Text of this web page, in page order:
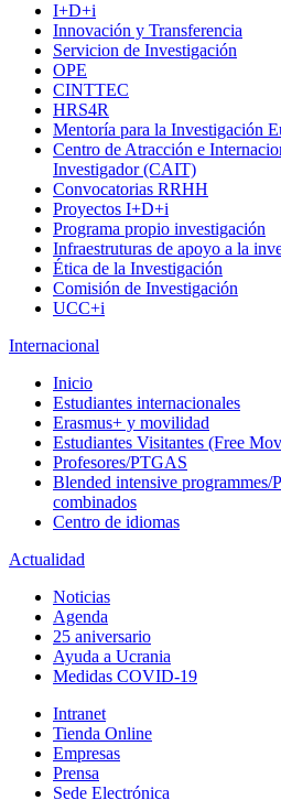
I+D+i
Innovación y Transferencia
Servicion de Investigación
OPE
CINTTEC
HRS4R
Mentoría para la Investigación
Centro de Atracción e
Investigador (CAIT)
Convocatorias RRHH
Proyectos I+D+i
Programa propio investigación
Infraestruturas de apoyo a la
Ética de la Investigación
Comisión de Investigación
UCC+i
Internacional
Inicio
Estudiantes internacionales
Erasmus+ y movilidad
Estudiantes Visitantes (Free
Profesores/PTGAS
Blended intensive programmes/
combinados
Centro de idiomas
Actualidad
Noticias
Agenda
25 aniversario
Ayuda a Ucrania
Medidas COVID-19
Intranet
Tienda Online
Empresas
Prensa
Sede Electrónica